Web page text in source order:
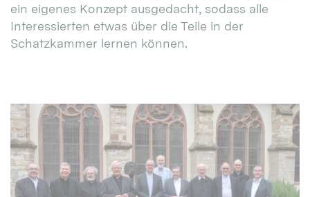
ein eigenes Konzept ausgedacht, sodass alle
Interessierten etwas über die Teile in der
Schatzkammer lernen können.